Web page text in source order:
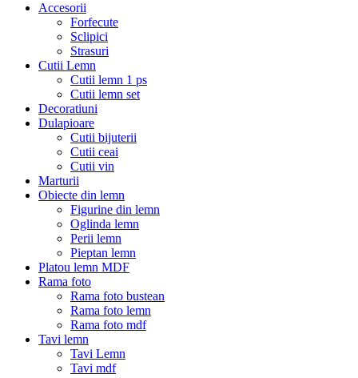
Accesorii
Forfecute
Sclipici
Strasuri
Cutii Lemn
Cutii lemn 1 ps
Cutii lemn set
Decoratiuni
Dulapioare
Cutii bijuterii
Cutii ceai
Cutii vin
Marturii
Obiecte din lemn
Figurine din lemn
Oglinda lemn
Perii lemn
Pieptan lemn
Platou lemn MDF
Rama foto
Rama foto bustean
Rama foto lemn
Rama foto mdf
Tavi lemn
Tavi Lemn
Tavi mdf